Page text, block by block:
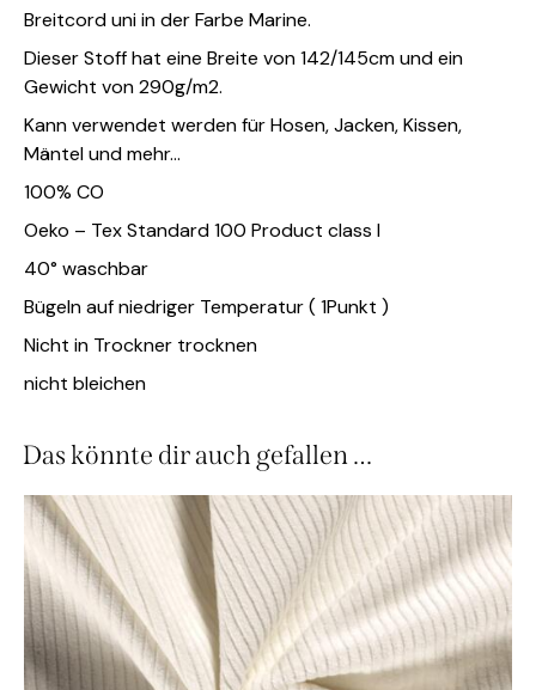
Breitcord uni in der Farbe Marine.
Dieser Stoff hat eine Breite von 142/145cm und ein
Gewicht von 290g/m2.
Kann verwendet werden für Hosen, Jacken, Kissen,
Mäntel und mehr…
100% CO
Oeko – Tex Standard 100 Product class I
40° waschbar
Bügeln auf niedriger Temperatur ( 1Punkt )
Nicht in Trockner trocknen
nicht bleichen
Das könnte dir auch gefallen …